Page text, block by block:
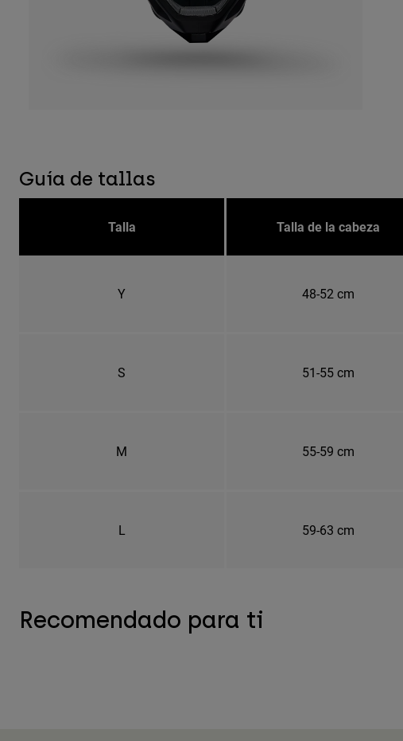
Guía de tallas
Talla Talla de la cabeza
Y 48-52 cm
S 51-55 cm
M 55-59 cm
L 59-63 cm
Recomendado para ti